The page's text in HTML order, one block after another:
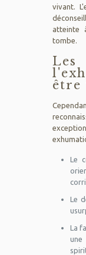
vivant.
atteinte
tombe.
être
Le
Le
La